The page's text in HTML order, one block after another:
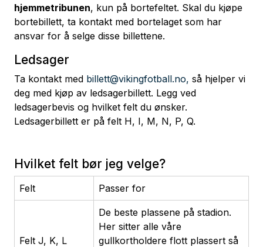
hjemmetribunen, kun på bortefeltet. Skal du kjøpe
bortebillett, ta kontakt med bortelaget som har
ansvar for å selge disse billettene.
Ledsager
Ta kontakt med billett@vikingfotball.no, så hjelper vi
deg med kjøp av ledsagerbillett. Legg ved
ledsagerbevis og hvilket felt du ønsker.
Ledsagerbillett er på felt H, I, M, N, P, Q.
Hvilket felt bør jeg velge?
Felt Passer for
Felt J, K, L
De beste plassene på stadion.
Her sitter alle våre
gullkortholdere flott plassert så